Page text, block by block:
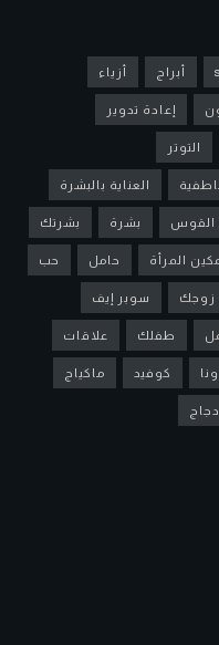
أبراج أزياء
إعادة تدوير
التوتر
العناية بالبشرة
القوس بشرة بشرتك
المرأة حامل حب
زوجك سوبر إيف
طفلك علاقات
كوفيد ماكياج